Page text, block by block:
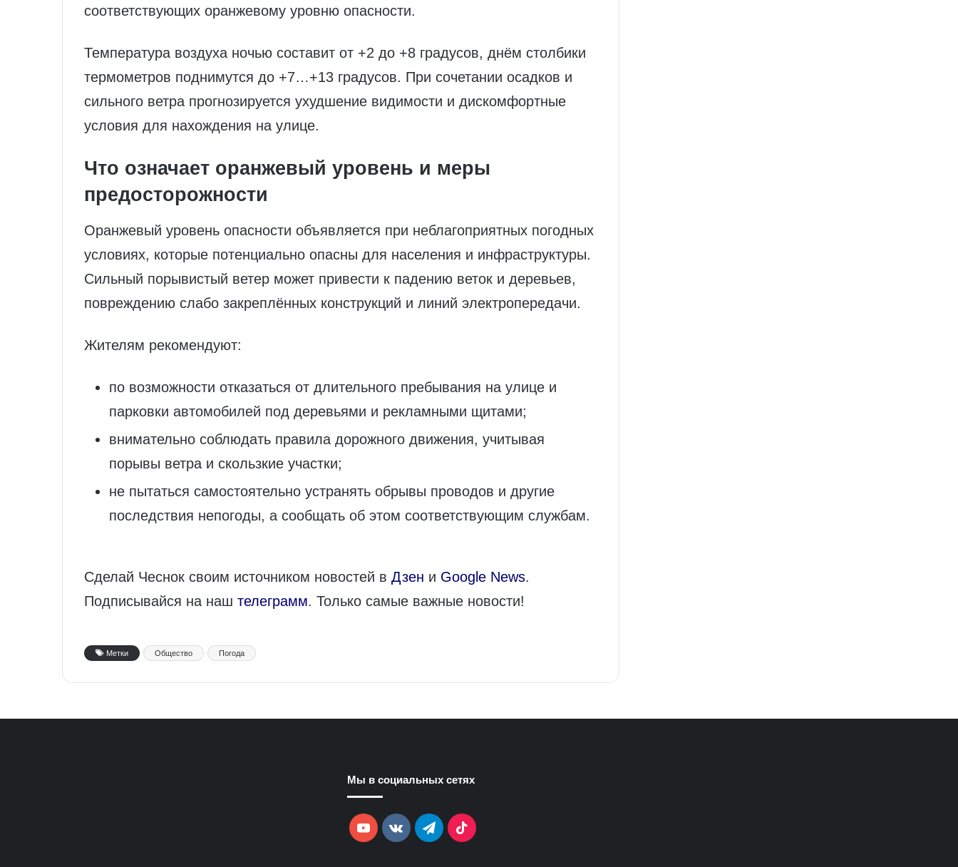
соответствующих оранжевому уровню опасности.
Температура воздуха ночью составит от +2 до +8 градусов, днём столбики
термометров поднимутся до +7…+13 градусов. При сочетании осадков и
сильного ветра прогнозируется ухудшение видимости и дискомфортные
условия для нахождения на улице.
Что означает оранжевый уровень и меры
предосторожности
Оранжевый уровень опасности объявляется при неблагоприятных погодных
условиях, которые потенциально опасны для населения и инфраструктуры.
Сильный порывистый ветер может привести к падению веток и деревьев,
повреждению слабо закреплённых конструкций и линий электропередачи.
Жителям рекомендуют:
по возможности отказаться от длительного пребывания на улице и
парковки автомобилей под деревьями и рекламными щитами;
внимательно соблюдать правила дорожного движения, учитывая
порывы ветра и скользкие участки;
не пытаться самостоятельно устранять обрывы проводов и другие
последствия непогоды, а сообщать об этом соответствующим службам.
Сделай Чеснок своим источником новостей в Дзен и Google News.
Подписывайся на наш телеграмм. Только самые важные новости!
Метки Общество Погода
Мы в социальных сетях
YouTubevk.comTelegramTikTok